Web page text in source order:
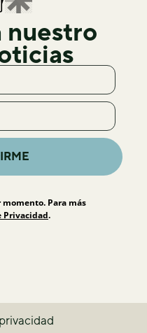
nuestro
Para más
Privacidad.